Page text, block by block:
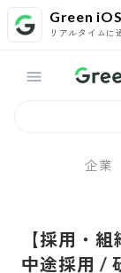
Green
リアルタイムに
企業
【採用・
中途採用 /